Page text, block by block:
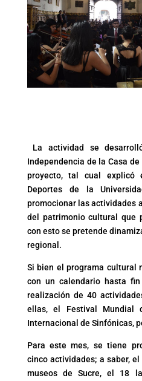
La actividad se
Independencia de la Casa
proyecto, tal cual
Deportes de la
promocionar las actividades
del patrimonio cultural que
con esto se pretende
regional.
Si bien el programa cultural
con un calendario hasta
realización de 40
ellas, el Festival Mundial
Internacional de Sinfónicas,
Para este mes, se tiene
cinco actividades; a saber,
museos de Sucre, el 18